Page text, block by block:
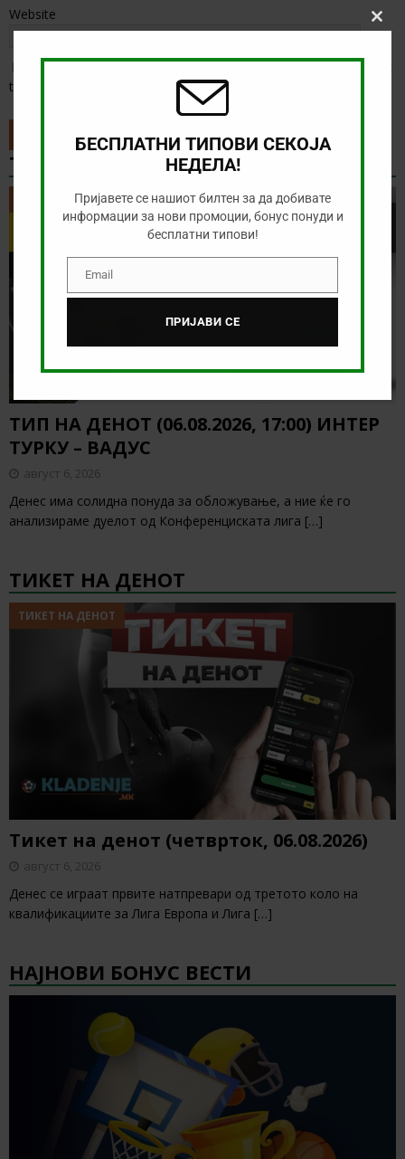
Website
Save my name, email, and website in this browser for the next
time I comment.
ТИП НА ДЕНОТ
ТИП НА ДЕНОТ
ТИП НА ДЕНОТ (06.08.2026, 17:00) ИНТЕР
ТУРКУ – ВАДУС
август 6, 2026
Денес има солидна понуда за обложување, а ние ќе го
анализираме дуелот од Конференциската лига […]
ТИКЕТ НА ДЕНОТ
ТИКЕТ НА ДЕНОТ
Тикет на денот (четврток, 06.08.2026)
август 6, 2026
Денес се играат првите натпревари од третото коло на
квалификациите за Лига Европа и Лига […]
НАЈНОВИ БОНУС ВЕСТИ
БЕСПЛАТНИ ТИПОВИ СЕКОЈА
НЕДЕЛА!
Пријавете се нашиот билтен за да добивате
информации за нови промоции, бонус понуди и
бесплатни типови!
EmailEmail
ПРИЈАВИ СЕ